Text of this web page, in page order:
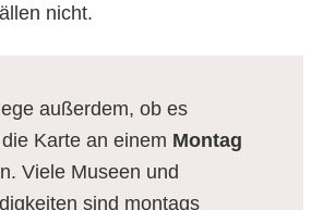
nicht.
außerdem, ob es
Karte an einem Montag
Viele Museen und
sind montags